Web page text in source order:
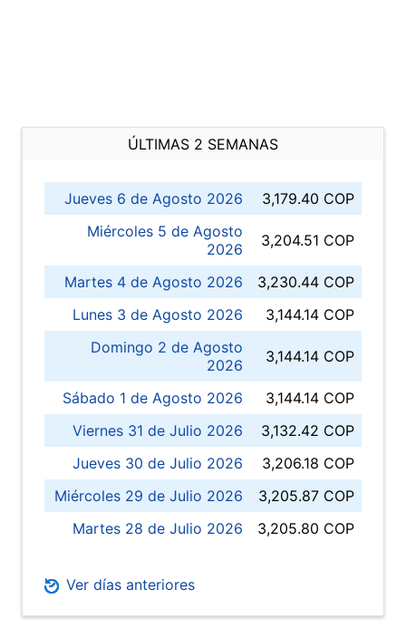
ÚLTIMAS 2 SEMANAS
Jueves 6 de Agosto 2026
3,179.40 COP
Miércoles 5 de Agosto
2026
3,204.51 COP
Martes 4 de Agosto 2026
3,230.44 COP
Lunes 3 de Agosto 2026
3,144.14 COP
Domingo 2 de Agosto
2026
3,144.14 COP
Sábado 1 de Agosto 2026
3,144.14 COP
Viernes 31 de Julio 2026
3,132.42 COP
Jueves 30 de Julio 2026
3,206.18 COP
Miércoles 29 de Julio 2026
3,205.87 COP
Martes 28 de Julio 2026
3,205.80 COP
Ver días anteriores